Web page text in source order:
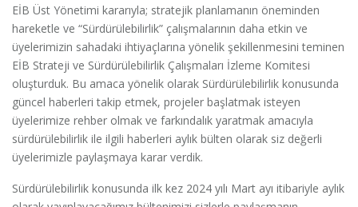
EİB Üst Yönetimi kararıyla; stratejik planlamanın öneminden
hareketle ve “Sürdürülebilirlik” çalışmalarının daha etkin ve
üyelerimizin sahadaki ihtiyaçlarına yönelik şekillenmesini teminen
EİB Strateji ve Sürdürülebilirlik Çalışmaları İzleme Komitesi
oluşturduk. Bu amaca yönelik olarak Sürdürülebilirlik konusunda
güncel haberleri takip etmek, projeler başlatmak isteyen
üyelerimize rehber olmak ve farkındalık yaratmak amacıyla
sürdürülebilirlik ile ilgili haberleri aylık bülten olarak siz değerli
üyelerimizle paylaşmaya karar verdik.
Sürdürülebilirlik konusunda ilk kez 2024 yılı Mart ayı itibariyle aylık